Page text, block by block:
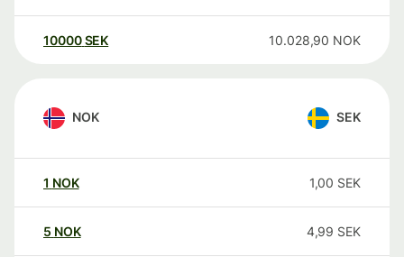
10000 SEK 10.028,90 NOK
NOK SEK
1 NOK 1,00 SEK
5 NOK 4,99 SEK